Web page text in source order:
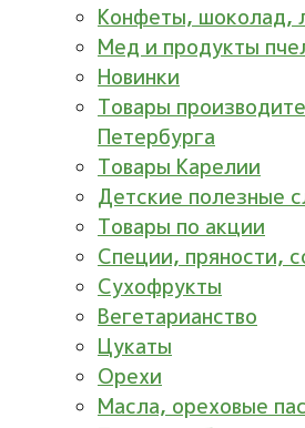
Конфеты, шоколад,
Мед и продукты
Новинки
Товары
Петербурга
Товары Карелии
Детские полезные
Товары по акции
Специи, пряности,
Сухофрукты
Вегетарианство
Цукаты
Орехи
Масла, ореховые